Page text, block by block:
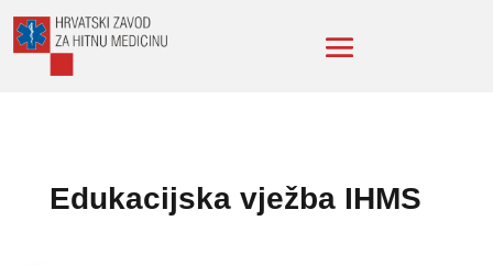
Edukacijska vježba IHMS